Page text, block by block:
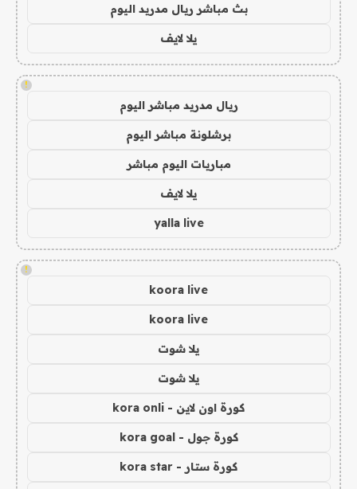
بث مباشر ريال مدريد اليوم
يلا لايف
!
ريال مدريد مباشر اليوم
برشلونة مباشر اليوم
مباريات اليوم مباشر
يلا لايف
yalla live
!
koora live
koora live
يلا شوت
يلا شوت
كورة اون لاين - kora onli
كورة جول - kora goal
كورة ستار - kora star